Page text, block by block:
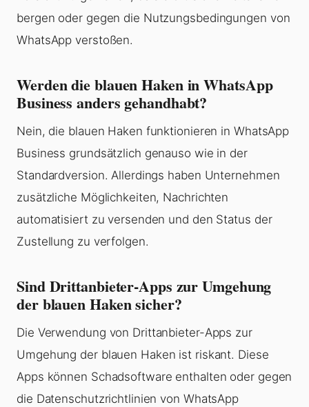
bergen oder gegen die Nutzungsbedingungen von
WhatsApp verstoßen.
Werden die blauen Haken in WhatsApp
Business anders gehandhabt?
Nein, die blauen Haken funktionieren in WhatsApp
Business grundsätzlich genauso wie in der
Standardversion. Allerdings haben Unternehmen
zusätzliche Möglichkeiten, Nachrichten
automatisiert zu versenden und den Status der
Zustellung zu verfolgen.
Sind Drittanbieter-Apps zur Umgehung
der blauen Haken sicher?
Die Verwendung von Drittanbieter-Apps zur
Umgehung der blauen Haken ist riskant. Diese
Apps können Schadsoftware enthalten oder gegen
die Datenschutzrichtlinien von WhatsApp